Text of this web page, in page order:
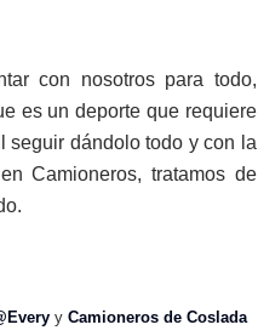
con nosotros para todo,
es un deporte que requiere
seguir dándolo todo y con la
Camioneros, tratamos de
y Camioneros de Coslada